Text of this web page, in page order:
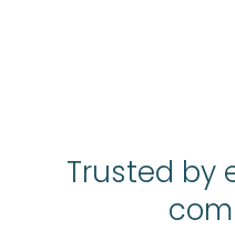
Trusted by